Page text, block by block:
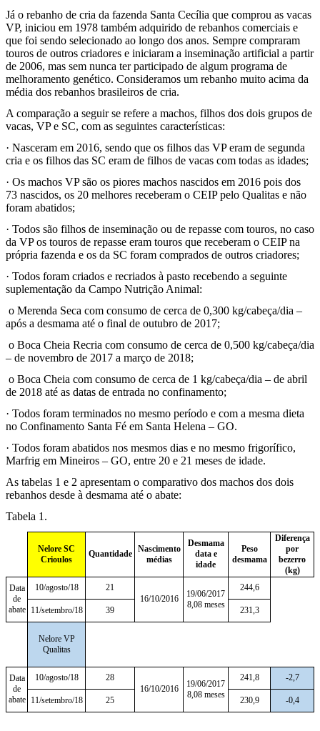
Já o rebanho de cria da fazenda Santa Cecília que comprou as vacas
VP, iniciou em 1978 também adquirido de rebanhos comerciais e
que foi sendo selecionado ao longo dos anos. Sempre compraram
touros de outros criadores e iniciaram a inseminação artificial a partir
de 2006, mas sem nunca ter participado de algum programa de
melhoramento genético. Consideramos um rebanho muito acima da
média dos rebanhos brasileiros de cria.
A comparação a seguir se refere a machos, filhos dos dois grupos de
vacas, VP e SC, com as seguintes características:
· Nasceram em 2016, sendo que os filhos das VP eram de segunda
cria e os filhos das SC eram de filhos de vacas com todas as idades;
· Os machos VP são os piores machos nascidos em 2016 pois dos
73 nascidos, os 20 melhores receberam o CEIP pelo Qualitas e não
foram abatidos;
· Todos são filhos de inseminação ou de repasse com touros, no caso
da VP os touros de repasse eram touros que receberam o CEIP na
própria fazenda e os da SC foram comprados de outros criadores;
· Todos foram criados e recriados à pasto recebendo a seguinte
suplementação da Campo Nutrição Animal:
o Merenda Seca com consumo de cerca de 0,300 kg/cabeça/dia –
após a desmama até o final de outubro de 2017;
o Boca Cheia Recria com consumo de cerca de 0,500 kg/cabeça/dia
– de novembro de 2017 a março de 2018;
o Boca Cheia com consumo de cerca de 1 kg/cabeça/dia – de abril
de 2018 até as datas de entrada no confinamento;
· Todos foram terminados no mesmo período e com a mesma dieta
no Confinamento Santa Fé em Santa Helena – GO.
· Todos foram abatidos nos mesmos dias e no mesmo frigorífico,
Marfrig em Mineiros – GO, entre 20 e 21 meses de idade.
As tabelas 1 e 2 apresentam o comparativo dos machos dos dois
rebanhos desde à desmama até o abate:
Tabela 1.
Nelore SC
Crioulos
Quantidade
Nascimento
médias
Desmama
data e
idade
Peso
desmama
Diferença
por
bezerro
(kg)
Data
de
abate
10/agosto/18
21
16/10/2016
19/06/2017
8,08 meses
244,6
11/setembro/18 39 231,3
Nelore VP
Qualitas
Data
de
abate
10/agosto/18
28
16/10/2016
19/06/2017
8,08 meses
241,8 -2,7
11/setembro/18 25 230,9 -0,4